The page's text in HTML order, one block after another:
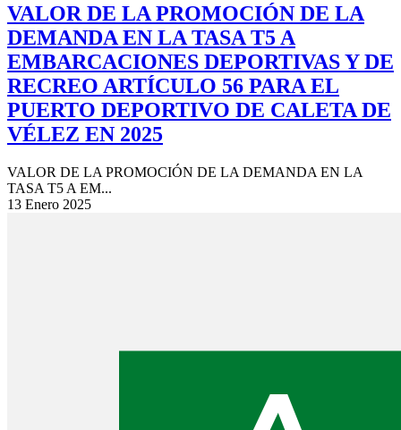
VALOR DE LA PROMOCIÓN DE LA
DEMANDA EN LA TASA T5 A
EMBARCACIONES DEPORTIVAS Y DE
RECREO ARTÍCULO 56 PARA EL
PUERTO DEPORTIVO DE CALETA DE
VÉLEZ EN 2025
VALOR DE LA PROMOCIÓN DE LA DEMANDA EN LA
TASA T5 A EM...
13 Enero 2025